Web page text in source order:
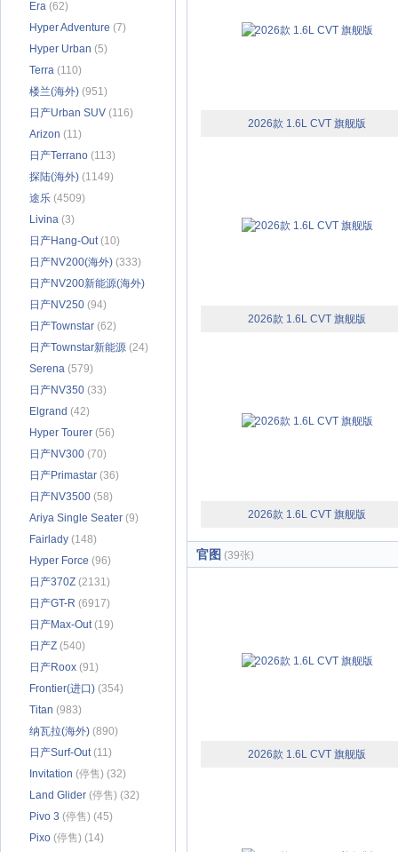
Era (62)
Hyper Adventure (7)
Hyper Urban (5)
Terra (110)
楼兰(海外) (951)
日产Urban SUV (116)
Arizon (11)
日产Terrano (113)
探陆(海外) (1149)
途乐 (4509)
Livina (3)
日产Hang-Out(10)
日产NV200(海外) (333)
日产NV200新能源(海外)
(94)
日产NV250 (94)
日产Townstar (62)
日产Townstar新能源 (24)
Serena (579)
日产NV350 (33)
Elgrand (42)
Hyper Tourer (56)
日产NV300 (70)
日产Primastar (36)
日产NV3500 (58)
Ariya Single Seater (9)
Fairlady (148)
Hyper Force (96)
日产370Z (2131)
日产GT-R (6917)
日产Max-Out(19)
日产Z (540)
日产Roox (91)
Frontier(进口) (354)
Titan (983)
纳瓦拉(海外) (890)
日产Surf-Out(11)
Invitation (停售) (32)
Land Glider (停售) (32)
Pivo 3 (停售) (45)
Pixo (停售) (14)
2026款 1.6L CVT 旗舰版
2026款 1.6L CVT 旗舰版
2026款 1.6L CVT 旗舰版
官图 (39张)
2026款 1.6L CVT 旗舰版